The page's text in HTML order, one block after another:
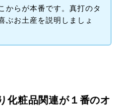
からが本番です。真打のタ
ぶお土産を説明しましょ
化粧品関連が１番のオ